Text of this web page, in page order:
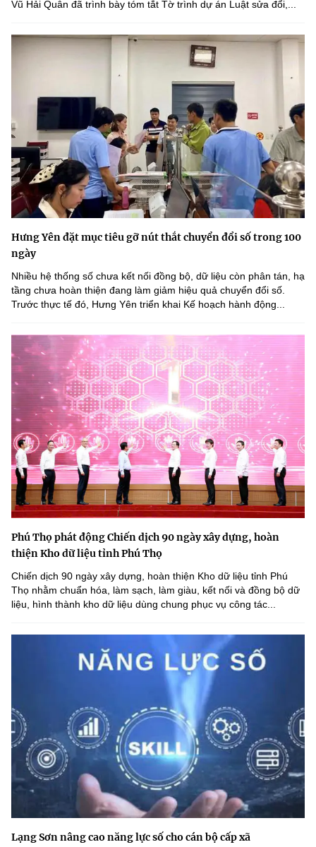
Vũ Hải Quân đã trình bày tóm tắt Tờ trình dự án Luật sửa đổi,...
Hưng Yên đặt mục tiêu gỡ nút thắt chuyển đổi số trong 100
ngày
Nhiều hệ thống số chưa kết nối đồng bộ, dữ liệu còn phân tán, hạ
tầng chưa hoàn thiện đang làm giảm hiệu quả chuyển đổi số.
Trước thực tế đó, Hưng Yên triển khai Kế hoạch hành động...
Phú Thọ phát động Chiến dịch 90 ngày xây dựng, hoàn
thiện Kho dữ liệu tỉnh Phú Thọ
Chiến dịch 90 ngày xây dựng, hoàn thiện Kho dữ liệu tỉnh Phú
Thọ nhằm chuẩn hóa, làm sạch, làm giàu, kết nối và đồng bộ dữ
liệu, hình thành kho dữ liệu dùng chung phục vụ công tác...
Lạng Sơn nâng cao năng lực số cho cán bộ cấp xã